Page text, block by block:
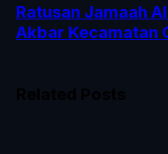
Ratusan Jamaah
Akbar Kecamatan